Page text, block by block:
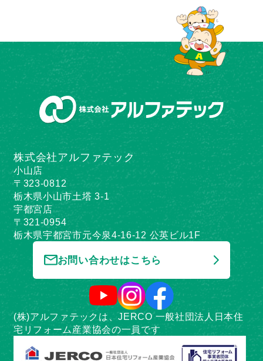
株式会社アルファテック
小山店
〒323-0812
栃木県小山市土塔 3-1
宇都宮店
〒321-0954
栃木県宇都宮市元今泉4-16-12 公英ビル1F
お問い合わせはこちら
(株)アルファテックは、JERCO 一般社団法人日本住
宅リフォーム産業協会の一員です